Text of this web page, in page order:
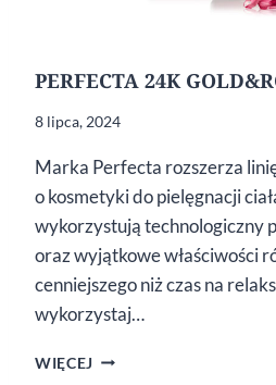
PERFECTA 24K
8 lipca, 2024
Marka Perfecta rozszerza
o kosmetyki do pielęgnacji
wykorzystują technologiczny
oraz wyjątkowe właściwości
cenniejszego niż czas na
wykorzystaj…
WIĘCEJ PERFECTA